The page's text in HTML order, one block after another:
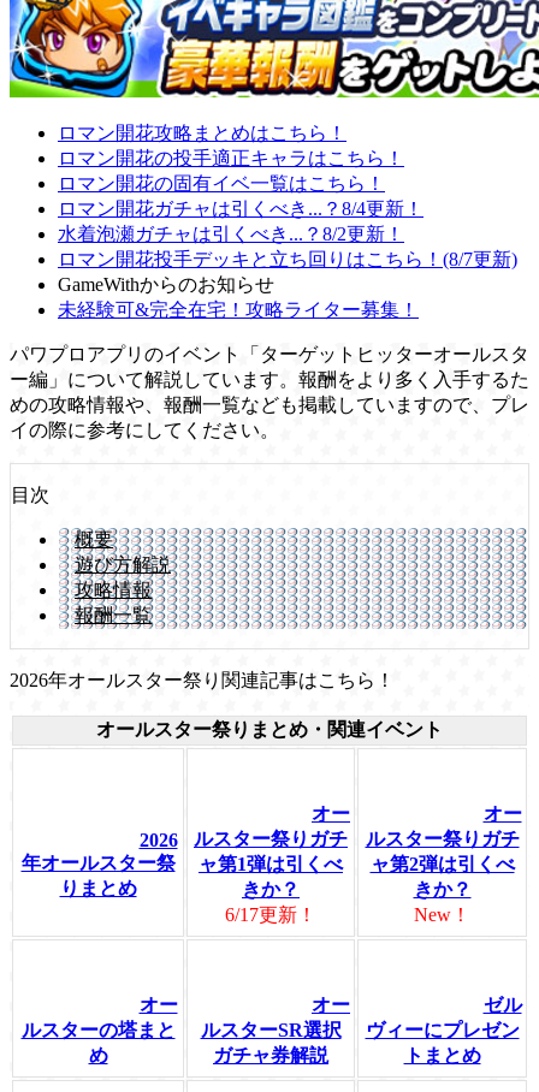
ロマン開花攻略まとめはこちら！
ロマン開花の投手適正キャラはこちら！
ロマン開花の固有イベ一覧はこちら！
ロマン開花ガチャは引くべき...？8/4更新！
水着泡瀬ガチャは引くべき...？8/2更新！
ロマン開花投手デッキと立ち回りはこちら！(8/7更新)
GameWithからのお知らせ
未経験可&完全在宅！攻略ライター募集！
パワプロアプリのイベント「ターゲットヒッターオールスタ
ー編」について解説しています。報酬をより多く入手するた
めの攻略情報や、報酬一覧なども掲載していますので、プレ
イの際に参考にしてください。
目次
概要
遊び方解説
攻略情報
報酬一覧
2026年オールスター祭り関連記事はこちら！
オールスター祭りまとめ・関連イベント
2026
年オールスター祭
りまとめ
オー
ルスター祭りガチ
ャ第1弾は引くべ
きか？
6/17更新！
オー
ルスター祭りガチ
ャ第2弾は引くべ
きか？
New！
オー
ルスターの塔まと
め
オー
ルスターSR選択
ガチャ券解説
ゼル
ヴィーにプレゼン
トまとめ